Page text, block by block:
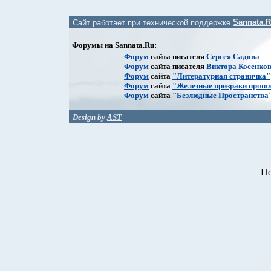
Сайт работает при технической поддержке
Форумы на Sannata.Ru:
Форум сайта писателя Сергея Садова
Форум сайта писателя Виктора
Форум сайта "Литературная страничка"
Форум сайта "Железные призраки
Форум сайта "Безлюдные Пространства
Design by AST